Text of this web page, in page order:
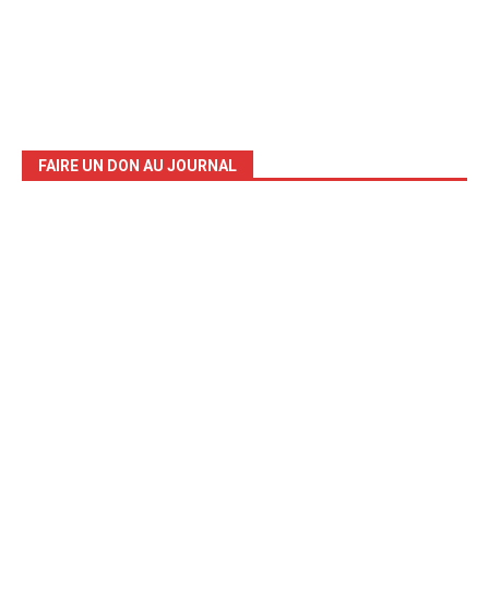
FAIRE UN DON AU JOURNAL